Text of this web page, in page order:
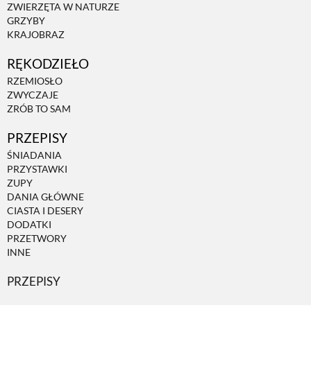
ZWIERZĘTA W NATURZE
GRZYBY
KRAJOBRAZ
RĘKODZIEŁO
RZEMIOSŁO
ZWYCZAJE
ZRÓB TO SAM
PRZEPISY
ŚNIADANIA
PRZYSTAWKI
ZUPY
DANIA GŁÓWNE
CIASTA I DESERY
DODATKI
PRZETWORY
INNE
PRZEPISY